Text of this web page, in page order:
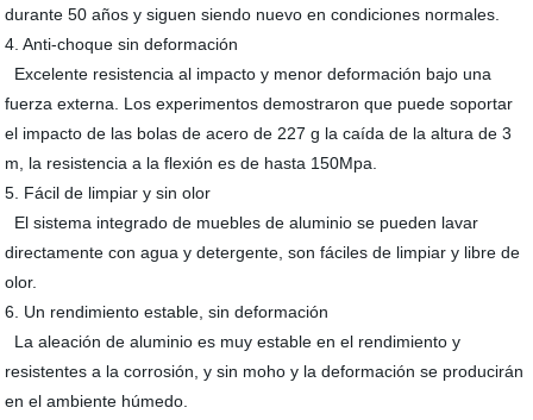
durante 50 años y siguen siendo nuevo en condiciones normales.
4. Anti-choque sin deformación
Excelente resistencia al impacto y menor deformación bajo una
fuerza externa. Los experimentos demostraron que puede soportar
el impacto de las bolas de acero de 227 g la caída de la altura de 3
m, la resistencia a la flexión es de hasta 150Mpa.
5. Fácil de limpiar y sin olor
El sistema integrado de muebles de aluminio se pueden lavar
directamente con agua y detergente, son fáciles de limpiar y libre de
olor.
6. Un rendimiento estable, sin deformación
La aleación de aluminio es muy estable en el rendimiento y
resistentes a la corrosión, y sin moho y la deformación se producirán
en el ambiente húmedo.